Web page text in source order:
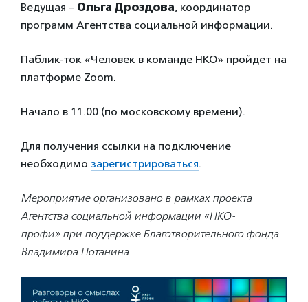
Ведущая – Ольга Дроздова, координатор
программ Агентства социальной информации.
Паблик-ток «Человек в команде НКО» пройдет на
платформе Zoom.
Начало в 11.00 (по московскому времени).
Для получения ссылки на подключение
необходимо зарегистрироваться.
Мероприятие организовано в рамках проекта
Агентства социальной информации «НКО-
профи» при поддержке Благотворительного фонда
Владимира Потанина.